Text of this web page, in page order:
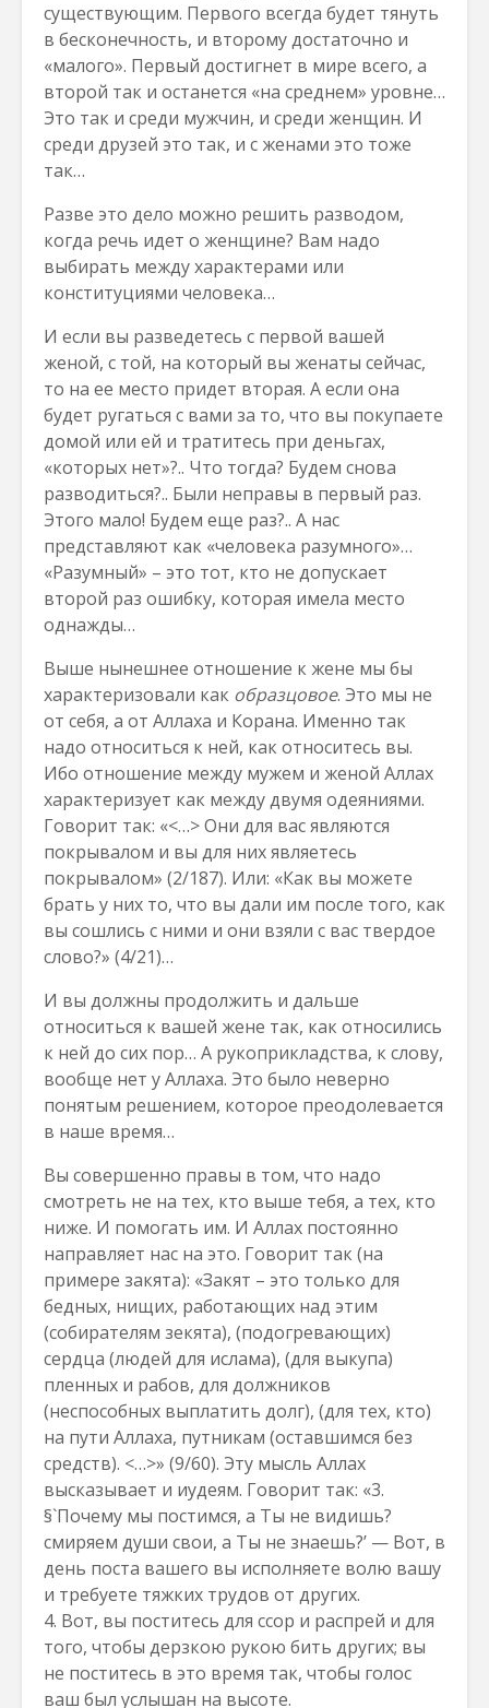
существующим. Первого всегда будет тянуть
в бесконечность, и второму достаточно и
«малого». Первый достигнет в мире всего, а
второй так и останется «на среднем» уровне…
Это так и среди мужчин, и среди женщин. И
среди друзей это так, и с женами это тоже
так…
Разве это дело можно решить разводом,
когда речь идет о женщине? Вам надо
выбирать между характерами или
конституциями человека…
И если вы разведетесь с первой вашей
женой, с той, на который вы женаты сейчас,
то на ее место придет вторая. А если она
будет ругаться с вами за то, что вы покупаете
домой или ей и тратитесь при деньгах,
«которых нет»?.. Что тогда? Будем снова
разводиться?.. Были неправы в первый раз.
Этого мало! Будем еще раз?.. А нас
представляют как «человека разумного»…
«Разумный» – это тот, кто не допускает
второй раз ошибку, которая имела место
однажды…
Выше нынешнее отношение к жене мы бы
характеризовали как образцовое. Это мы не
от себя, а от Аллаха и Корана. Именно так
надо относиться к ней, как относитесь вы.
Ибо отношение между мужем и женой Аллах
характеризует как между двумя одеяниями.
Говорит так: «<…> Они для вас являются
покрывалом и вы для них являетесь
покрывалом» (2/187). Или: «Как вы можете
брать у них то, что вы дали им после того, как
вы сошлись с ними и они взяли с вас твердое
слово?» (4/21)…
И вы должны продолжить и дальше
относиться к вашей жене так, как относились
к ней до сих пор… А рукоприкладства, к слову,
вообще нет у Аллаха. Это было неверно
понятым решением, которое преодолевается
в наше время…
Вы совершенно правы в том, что надо
смотреть не на тех, кто выше тебя, а тех, кто
ниже. И помогать им. И Аллах постоянно
направляет нас на это. Говорит так (на
примере закята): «Закят – это только для
бедных, нищих, работающих над этим
(собирателям зекята), (подогревающих)
сердца (людей для ислама), (для выкупа)
пленных и рабов, для должников
(неспособных выплатить долг), (для тех, кто)
на пути Аллаха, путникам (оставшимся без
средств). <…>» (9/60). Эту мысль Аллах
высказывает и иудеям. Говорит так: «3.
§`Почему мы постимся, а Ты не видишь?
смиряем души свои, а Ты не знаешь?’ — Вот, в
день поста вашего вы исполняете волю вашу
и требуете тяжких трудов от других.
4. Вот, вы поститесь для ссор и распрей и для
того, чтобы дерзкою рукою бить других; вы
не поститесь в это время так, чтобы голос
ваш был услышан на высоте.